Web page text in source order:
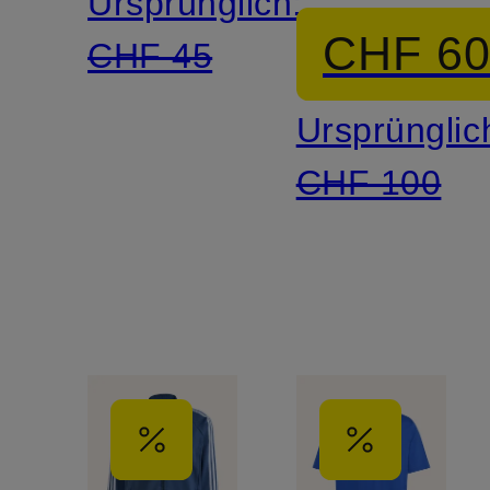
CHF 45
CHF
CHF 100